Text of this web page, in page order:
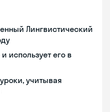
Лингвистический
использует его в
учитывая